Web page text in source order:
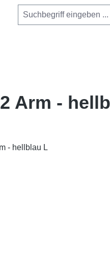
Arm -